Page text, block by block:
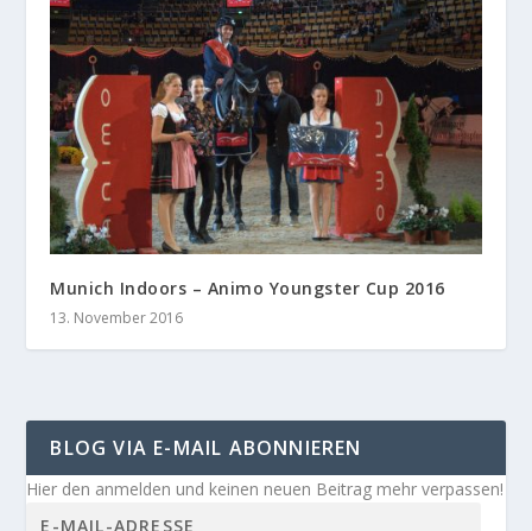
Munich Indoors – Animo Youngster Cup 2016
13. November 2016
BLOG VIA E-MAIL ABONNIEREN
Hier den anmelden und keinen neuen Beitrag mehr verpassen!